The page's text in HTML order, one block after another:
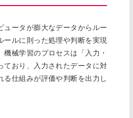
ュータが膨大なデータからルー
ールに則った処理や判断を実現
機械学習のプロセスは「入力・
ており、入力されたデータに対
る仕組みが評価や判断を出力し